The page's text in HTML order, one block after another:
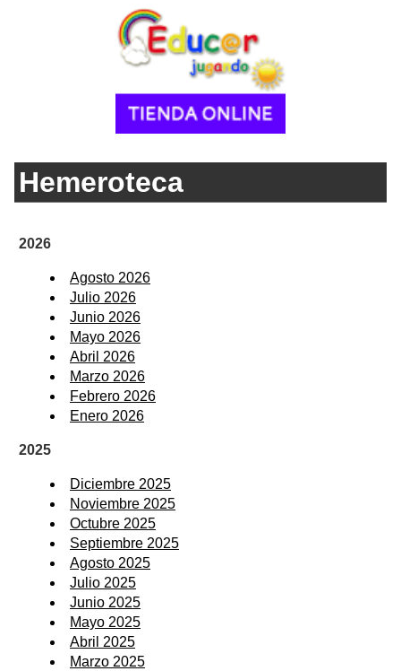
Hemeroteca
2026
Agosto 2026
Julio 2026
Junio 2026
Mayo 2026
Abril 2026
Marzo 2026
Febrero 2026
Enero 2026
2025
Diciembre 2025
Noviembre 2025
Octubre 2025
Septiembre 2025
Agosto 2025
Julio 2025
Junio 2025
Mayo 2025
Abril 2025
Marzo 2025